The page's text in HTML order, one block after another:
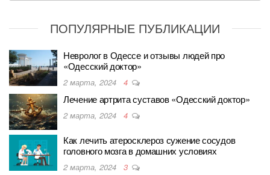
ПОПУЛЯРНЫЕ ПУБЛИКАЦИИ
Невролог в Одессе и отзывы людей про
«Одесский доктор»
2 марта, 2024 4
Лечение артрита суставов «Одесский доктор»
2 марта, 2024 4
Как лечить атеросклероз сужение сосудов
головного мозга в домашних условиях
2 марта, 2024 3